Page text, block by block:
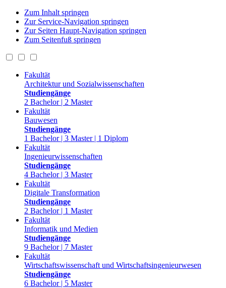
Zum Inhalt springen
Zur Service-Navigation springen
Zur Seiten Haupt-Navigation springen
Zum Seitenfuß springen
Fakultät
Architektur und Sozialwissenschaften
Studiengänge
2 Bachelor | 2 Master
Fakultät
Bauwesen
Studiengänge
1 Bachelor | 3 Master | 1 Diplom
Fakultät
Ingenieurwissenschaften
Studiengänge
4 Bachelor | 3 Master
Fakultät
Digitale Transformation
Studiengänge
2 Bachelor | 1 Master
Fakultät
Informatik und Medien
Studiengänge
9 Bachelor | 7 Master
Fakultät
Wirtschaftswissenschaft und Wirtschaftsingenieurwesen
Studiengänge
6 Bachelor | 5 Master